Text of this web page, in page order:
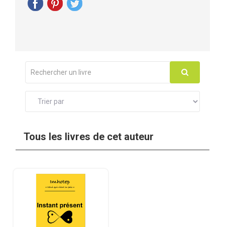
Tous les livres de cet auteur